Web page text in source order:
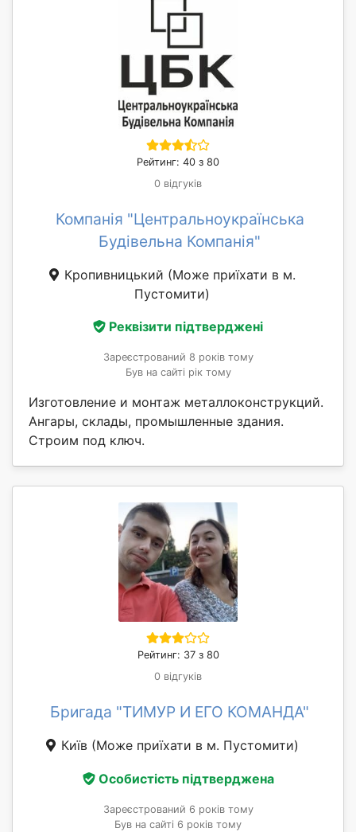
Рейтинг: 40 з 80
0 відгуків
Компанія "Центральноукраїнська
Будівельна Компанія"
Кропивницький (Може приїхати в м.
Пустомити)
Реквізити підтверджені
Зареєстрований 8 років тому
Був на сайті рік тому
Изготовление и монтаж металлоконструкций.
Ангары, склады, промышленные здания.
Строим под ключ.
Рейтинг: 37 з 80
0 відгуків
Бригада "ТИМУР И ЕГО КОМАНДА"
Київ (Може приїхати в м. Пустомити)
Особистість підтверджена
Зареєстрований 6 років тому
Був на сайті 6 років тому